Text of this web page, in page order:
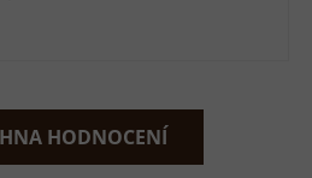
HODNOCENÍ